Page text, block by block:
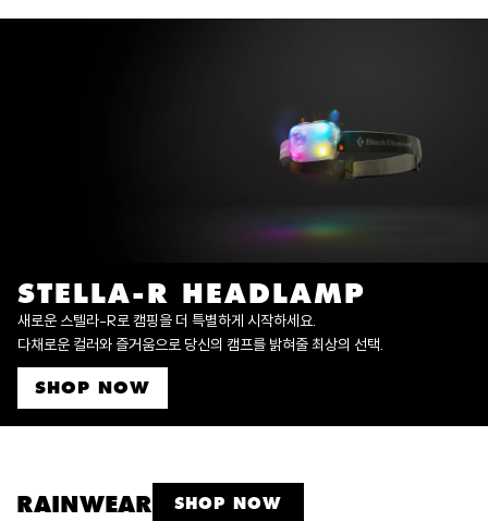
STELLA-R HEADLAMP
새로운 스텔라-R로 캠핑을 더 특별하게 시작하세요.
다채로운 컬러와 즐거움으로 당신의 캠프를 밝혀줄 최상의 선택.
SHOP NOW
RAINWEAR SHOP NOW